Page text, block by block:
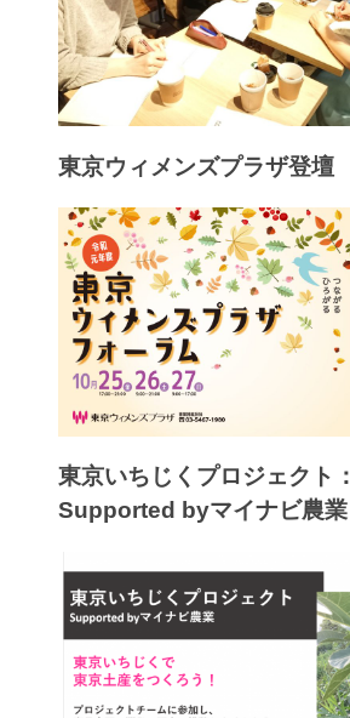
東京ウィメンズプラザ登壇
東京いちじくプロジェクト：
Supported byマイナビ農業